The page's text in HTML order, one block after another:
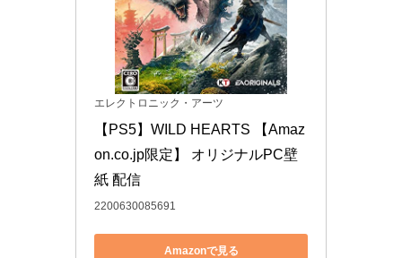
エレクトロニック・アーツ
【PS5】WILD HEARTS 【Amaz
on.co.jp限定】 オリジナルPC壁
紙 配信
2200630085691
Amazonで見る